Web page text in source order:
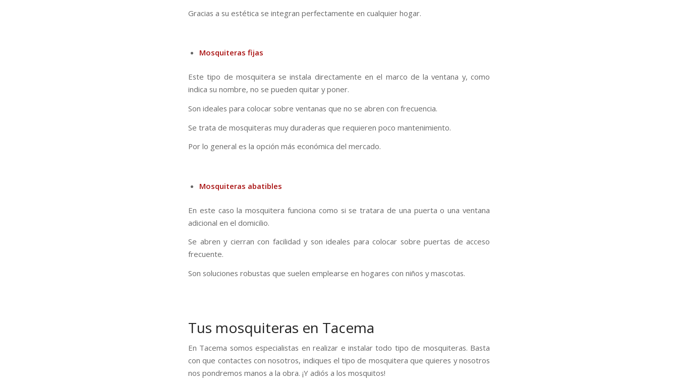
Gracias a su estética se integran perfectamente en cualquier hogar.
Mosquiteras fijas
Este tipo de mosquitera se instala directamente en el marco de la ventana y, como
indica su nombre, no se pueden quitar y poner.
Son ideales para colocar sobre ventanas que no se abren con frecuencia.
Se trata de mosquiteras muy duraderas que requieren poco mantenimiento.
Por lo general es la opción más económica del mercado.
Mosquiteras abatibles
En este caso la mosquitera funciona como si se tratara de una puerta o una ventana
adicional en el domicilio.
Se abren y cierran con facilidad y son ideales para colocar sobre puertas de acceso
frecuente.
Son soluciones robustas que suelen emplearse en hogares con niños y mascotas.
Tus mosquiteras en Tacema
En Tacema somos especialistas en realizar e instalar todo tipo de mosquiteras. Basta
con que contactes con nosotros, indiques el tipo de mosquitera que quieres y nosotros
nos pondremos manos a la obra. ¡Y adiós a los mosquitos!